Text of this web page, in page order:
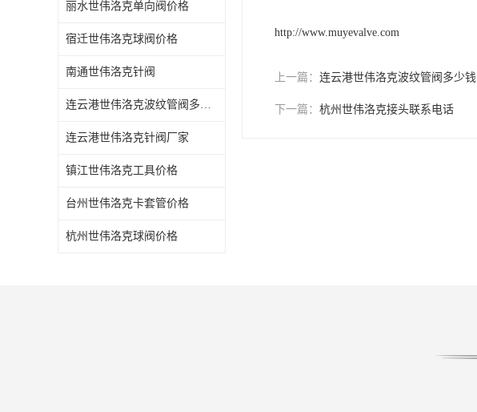
丽水世伟洛克单向阀价格
宿迁世伟洛克球阀价格
南通世伟洛克针阀
连云港世伟洛克波纹管阀多少钱
连云港世伟洛克针阀厂家
镇江世伟洛克工具价格
台州世伟洛克卡套管价格
杭州世伟洛克球阀价格
http://www.muyevalve.com
上一篇： 连云港世伟洛克波纹管阀多少钱
下一篇： 杭州世伟洛克接头联系电话